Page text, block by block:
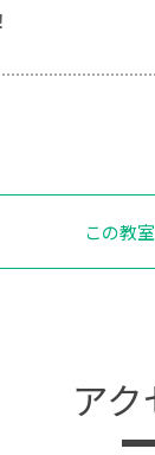
この教
ア